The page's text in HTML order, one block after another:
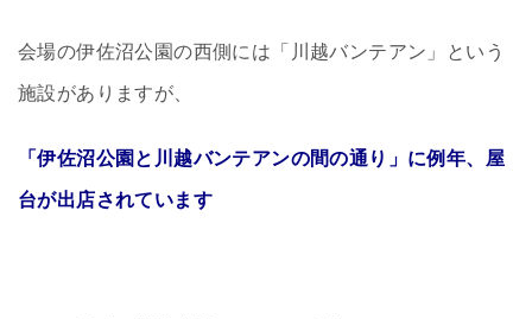
会場の伊佐沼公園の西側には「川越バンテアン」という
施設がありますが、
「伊佐沼公園と川越バンテアンの間の通り」に例年、屋
台が出店されています